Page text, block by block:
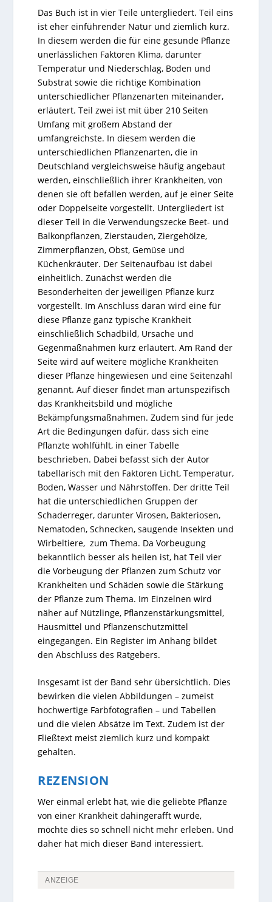
Das Buch ist in vier Teile untergliedert. Teil eins
ist eher einführender Natur und ziemlich kurz.
In diesem werden die für eine gesunde Pflanze
unerlässlichen Faktoren Klima, darunter
Temperatur und Niederschlag, Boden und
Substrat sowie die richtige Kombination
unterschiedlicher Pflanzenarten miteinander,
erläutert. Teil zwei ist mit über 210 Seiten
Umfang mit großem Abstand der
umfangreichste. In diesem werden die
unterschiedlichen Pflanzenarten, die in
Deutschland vergleichsweise häufig angebaut
werden, einschließlich ihrer Krankheiten, von
denen sie oft befallen werden, auf je einer Seite
oder Doppelseite vorgestellt. Untergliedert ist
dieser Teil in die Verwendungszecke Beet- und
Balkonpflanzen, Zierstauden, Ziergehölze,
Zimmerpflanzen, Obst, Gemüse und
Küchenkräuter. Der Seitenaufbau ist dabei
einheitlich. Zunächst werden die
Besonderheiten der jeweiligen Pflanze kurz
vorgestellt. Im Anschluss daran wird eine für
diese Pflanze ganz typische Krankheit
einschließlich Schadbild, Ursache und
Gegenmaßnahmen kurz erläutert. Am Rand der
Seite wird auf weitere mögliche Krankheiten
dieser Pflanze hingewiesen und eine Seitenzahl
genannt. Auf dieser findet man artunspezifisch
das Krankheitsbild und mögliche
Bekämpfungsmaßnahmen. Zudem sind für jede
Art die Bedingungen dafür, dass sich eine
Pflanzte wohlfühlt, in einer Tabelle
beschrieben. Dabei befasst sich der Autor
tabellarisch mit den Faktoren Licht, Temperatur,
Boden, Wasser und Nährstoffen. Der dritte Teil
hat die unterschiedlichen Gruppen der
Schaderreger, darunter Virosen, Bakteriosen,
Nematoden, Schnecken, saugende Insekten und
Wirbeltiere, zum Thema. Da Vorbeugung
bekanntlich besser als heilen ist, hat Teil vier
die Vorbeugung der Pflanzen zum Schutz vor
Krankheiten und Schäden sowie die Stärkung
der Pflanze zum Thema. Im Einzelnen wird
näher auf Nützlinge, Pflanzenstärkungsmittel,
Hausmittel und Pflanzenschutzmittel
eingegangen. Ein Register im Anhang bildet
den Abschluss des Ratgebers.
Insgesamt ist der Band sehr übersichtlich. Dies
bewirken die vielen Abbildungen – zumeist
hochwertige Farbfotografien – und Tabellen
und die vielen Absätze im Text. Zudem ist der
Fließtext meist ziemlich kurz und kompakt
gehalten.
REZENSION
Wer einmal erlebt hat, wie die geliebte Pflanze
von einer Krankheit dahingerafft wurde,
möchte dies so schnell nicht mehr erleben. Und
daher hat mich dieser Band interessiert.
ANZEIGE